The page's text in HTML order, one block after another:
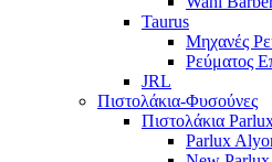
Taurus
Μηχανές
Ρεύματος
JRL
Πιστολάκια-Φυσούνες
Πιστολάκια
Parlux